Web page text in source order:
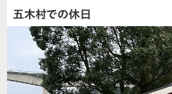
五木村での休日